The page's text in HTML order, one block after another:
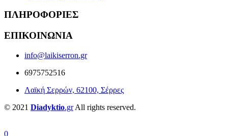
ΠΛΗΡΟΦΟΡΙΕΣ
ΕΠΙΚΟΙΝΩΝΙΑ
info@laikiserron.gr
6975752516
Λαϊκή Σερρών, 62100, Σέρρες
© 2021 Diadyktio.grAll rights reserved.
0